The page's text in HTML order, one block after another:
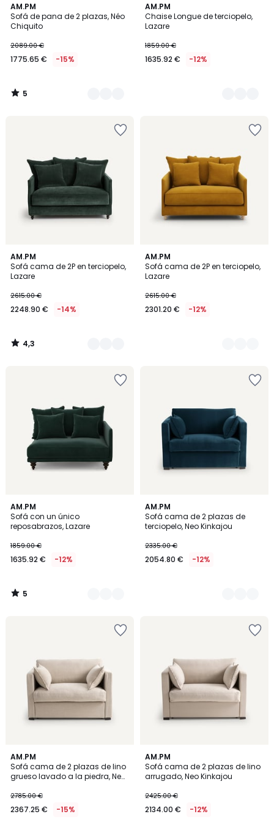
AM.PM
Sofá de pana de 2 plazas, Néo
Chiquito
2089.00 €
1775.65 € -15%
5
/
5
2
Colores
5
/
AM.PM
Chaise Longue de terciopelo,
Lazare
1859.00 €
1635.92 € -12%
3
Colores
AM.PM
Sofá cama de 2P en terciopelo,
Lazare
2615.00 €
2248.90 € -14%
4,3
/ 5
16
Colores
4,3
/
AM.PM
Sofá cama de 2P en terciopelo,
Lazare
2615.00 €
2301.20 € -12%
3
Colores
AM.PM
Sofá con un único
reposabrazos, Lazare
1859.00 €
1635.92 € -12%
5
/
5
16
Colores
5
/
AM.PM
Sofá cama de 2 plazas de
terciopelo, Neo Kinkajou
2335.00 €
2054.80 € -12%
4
Colores
AM.PM
Sofá cama de 2 plazas de lino
grueso lavado a la piedra, Neo
2785.00 €
2367.25 € -15%
4
/
5
AM.PM
Sofá cama de 2 plazas de lino
arrugado, Neo Kinkajou
2425.00 €
2134.00 € -12%
5
/
5
2
Colores